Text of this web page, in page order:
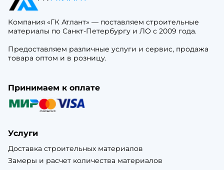
Компания «ГК Атлант» — поставляем строительные
материалы по Санкт-Петербургу и ЛО с 2009 года.
Предоставляем различные услуги и сервис, продажа
товара оптом и в розницу.
Принимаем к оплате
Услуги
Доставка строительных материалов
Замеры и расчет количества материалов